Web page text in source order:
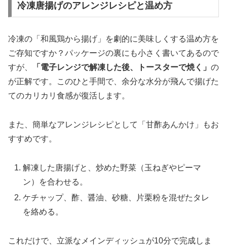
冷凍唐揚げのアレンジレシピと温め方
冷凍の「和風鶏から揚げ」を劇的に美味しくする温め方を
ご存知ですか？パッケージの裏にも小さく書いてあるので
すが、
「電子レンジで解凍した後、トースターで焼く」 の
が正解です。このひと手間で、余分な水分が飛んで揚げた
てのカリカリ食感が復活します。
また、簡単なアレンジレシピとして「甘酢あんかけ」もお
すすめです。
解凍した唐揚げと、炒めた野菜（玉ねぎやピーマ
ン）を合わせる。
ケチャップ、酢、醤油、砂糖、片栗粉を混ぜたタレ
を絡める。
これだけで、立派なメインディッシュが10分で完成しま